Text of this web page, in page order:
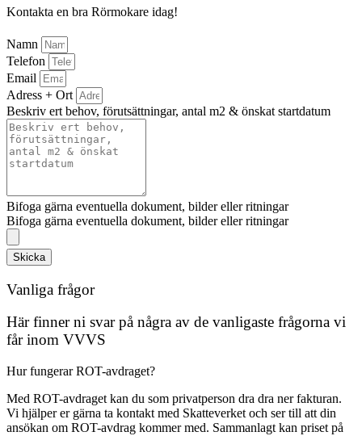
Kontakta en bra Rörmokare idag!
Namn
Telefon
Email
Adress + Ort
Beskriv ert behov, förutsättningar, antal m2 & önskat startdatum
Bifoga gärna eventuella dokument, bilder eller ritningar
Bifoga gärna eventuella dokument, bilder eller ritningar
Skicka
Vanliga frågor
Här finner ni svar på några av de vanligaste frågorna vi
får inom VVVS
Hur fungerar ROT-avdraget?
Med ROT-avdraget kan du som privatperson dra dra ner fakturan.
Vi hjälper er gärna ta kontakt med Skatteverket och ser till att din
ansökan om ROT-avdrag kommer med. Sammanlagt kan priset på